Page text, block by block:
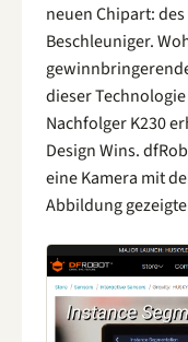
neuen Chipart:
Beschleuniger.
dieser
Nachfolger K230
Design Wins.
eine Kamera mit
Abbildung